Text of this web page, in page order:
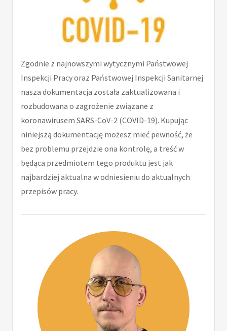
Zgodnie z najnowszymi wytycznymi Państwowej
Inspekcji Pracy oraz Państwowej Inspekcji Sanitarnej
nasza dokumentacja została zaktualizowana i
rozbudowana o zagrożenie związane z
koronawirusem SARS-CoV-2 (COVID-19). Kupując
niniejszą dokumentację możesz mieć pewność, że
bez problemu przejdzie ona kontrolę, a treść w
będąca przedmiotem tego produktu jest jak
najbardziej aktualna w odniesieniu do aktualnych
przepisów pracy.